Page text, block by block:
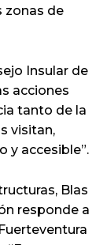
zonas de
Insular de
acciones
tanto de la
visitan,
y accesible”.
Blas
responde a